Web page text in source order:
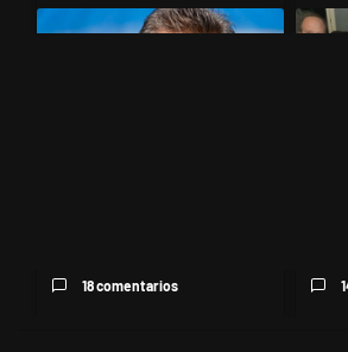
Un artículo de tendencia con el título
18 comentarios
Un